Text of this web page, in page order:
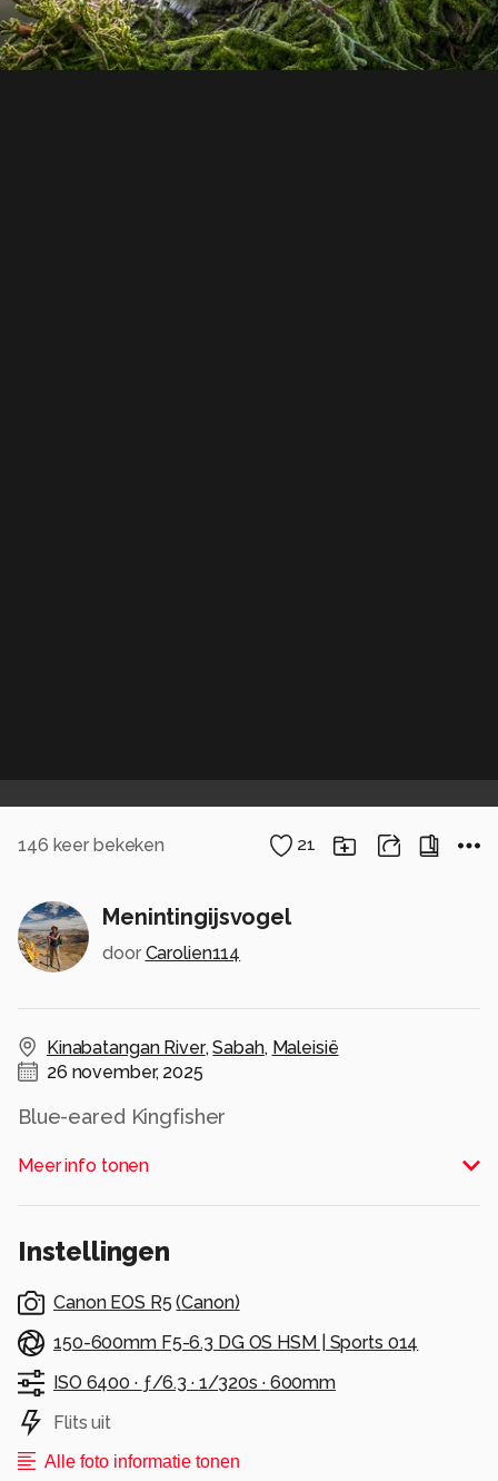
146 keer bekeken 21
Menintingijsvogel
door Carolien114
Kinabatangan River,Sabah, Maleisië
26 november, 2025
Blue-eared Kingfisher
Alle rechten voorbehouden
Meer info tonen
Instellingen
Canon EOS R5 (Canon)
150-600mm F5-6.3 DG OS HSM | Sports 014
ISO 6400 · ƒ/6.3 · 1/320s · 600mm
Flits uit
Alle foto informatie tonen